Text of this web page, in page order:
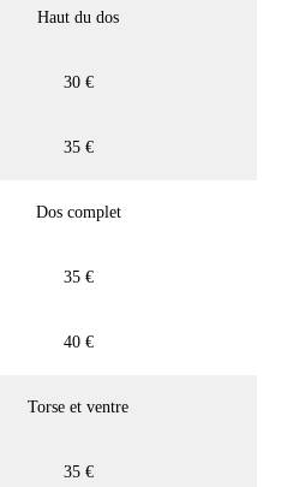
Haut du dos
30 €
35 €
Dos complet
35 €
40 €
Torse et ventre
35 €